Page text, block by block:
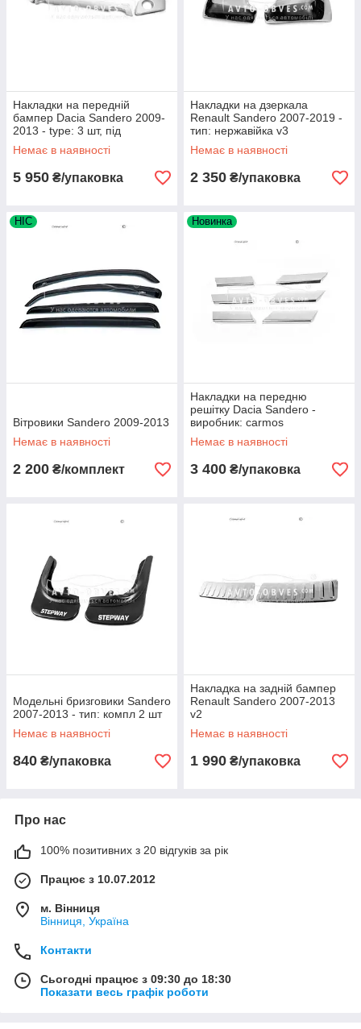
Накладки на передній
бампер Dacia Sandero 2009-
2013 - type: 3 шт, під
фарбування
Немає в наявності
5 950 ₴/упаковка
Накладки на дзеркала
Renault Sandero 2007-2019 -
тип: нержавійка v3
Немає в наявності
2 350 ₴/упаковка
HIC
Вітровики Sandero 2009-2013
Немає в наявності
2 200 ₴/комплект
Новинка
Накладки на передню
решітку Dacia Sandero -
виробник: carmos
Немає в наявності
3 400 ₴/упаковка
Модельні бризговики Sandero
2007-2013 - тип: компл 2 шт
Немає в наявності
840 ₴/упаковка
Накладка на задній бампер
Renault Sandero 2007-2013
v2
Немає в наявності
1 990 ₴/упаковка
Про нас
100% позитивних з 20 відгуків за рік
Працює з 10.07.2012
м. Вінниця
Вінниця, Україна
Контакти
Сьогодні працює з 09:30 до 18:30
Показати весь графік роботи